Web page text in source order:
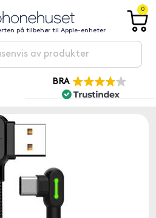
på tilbehør til Apple-enheter
0
BRA